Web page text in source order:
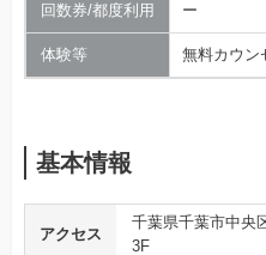
回数券/都度利用 ー
体験等 無料カウン
基本情報
アクセス
千葉県千葉市中央
3F